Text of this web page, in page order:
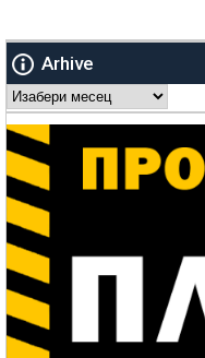
Arhive
Arhive